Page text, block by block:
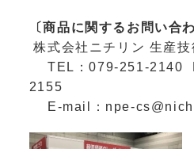
〔商品に関するお問い合
株式会社ニチリン 生産
TEL：079-251-2140
2155
E-mail：npe-